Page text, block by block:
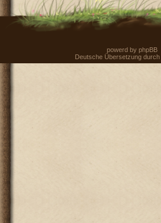
powerd by phpBB
Deutsche Übersetzung durch